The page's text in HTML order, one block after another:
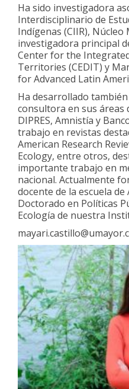
Ha sido investigadora
Interdisciplinario de
Indígenas (CIIR), Núcleo
investigadora principal
Center for the
Territories (CEDIT) y
for Advanced Latin
Ha desarrollado
consultora en sus áreas
DIPRES, Amnistía y
trabajo en revistas
American Research
Ecology, entre otros,
importante trabajo en
nacional. Actualmente
docente de la escuela
Doctorado en Políticas
Ecología de nuestra